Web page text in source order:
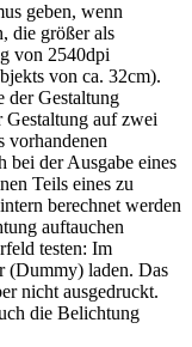
geben, wenn
die größer als
von 2540dpi
von ca. 32cm).
der Gestaltung
auf zwei
vorhandenen
bei der Ausgabe eines
Teils eines zu
berechnet werden
auftauchen
testen: Im
(Dummy) laden. Das
nicht ausgedruckt.
die Belichtung